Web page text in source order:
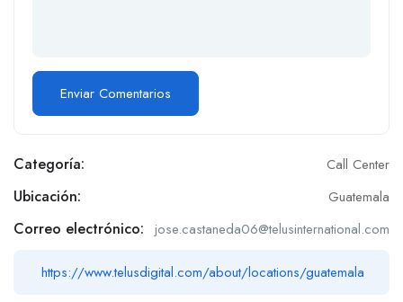
Categoría: Call Center
Ubicación: Guatemala
Correo electrónico: jose.castaneda06@telusinternational.com
https://www.telusdigital.com/about/locations/guatemala